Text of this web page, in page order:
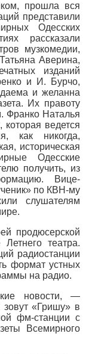
прошла вся
представили
Одесских
рассказали
музкомедии,
Аверина,
изданий
и И. Бурчо,
и желанна
Их правоту
Франко Наталья
которая ведется
как никогда,
историческая
Одесские
получить, из
Вице-
по КВН-му
слушателям
продюсерской
театра.
радиостанции
формат устных
на радио.
новости, —
«Гришу» в
фм-станции с
Всемирного